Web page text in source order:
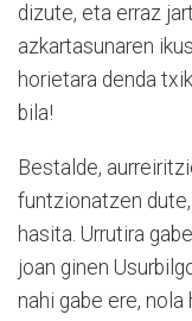
dizute, eta erraz
azkartasunaren
horietara denda
bila!
Bestalde,
funtzionatzen
hasita. Urrutira
joan ginen
nahi gabe ere,